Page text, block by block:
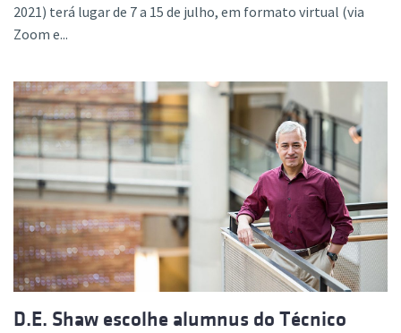
2021) terá lugar de 7 a 15 de julho, em formato virtual (via
Zoom e...
D.E. Shaw escolhe alumnus do Técnico